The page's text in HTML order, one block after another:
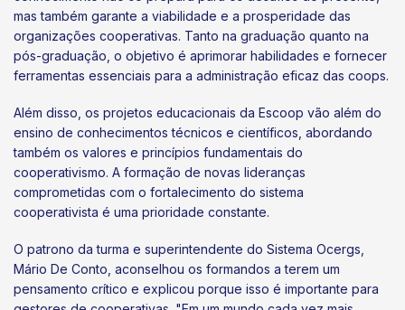
mas também garante a viabilidade e a prosperidade das
organizações cooperativas. Tanto na graduação quanto na
pós-graduação, o objetivo é aprimorar habilidades e fornecer
ferramentas essenciais para a administração eficaz das coops.
Além disso, os projetos educacionais da Escoop vão além do
ensino de conhecimentos técnicos e científicos, abordando
também os valores e princípios fundamentais do
cooperativismo. A formação de novas lideranças
comprometidas com o fortalecimento do sistema
cooperativista é uma prioridade constante.
O patrono da turma e superintendente do Sistema Ocergs,
Mário De Conto, aconselhou os formandos a terem um
pensamento crítico e explicou porque isso é importante para